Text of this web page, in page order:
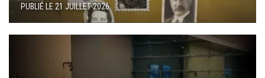
PUBLIÉ LE 21 JUILLET 2026